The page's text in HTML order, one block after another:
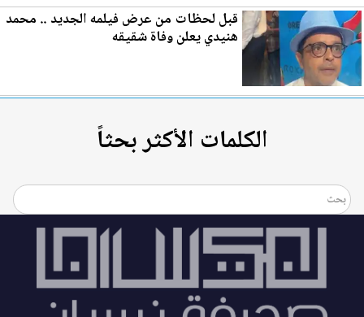
قبل لحظات من عرض فيلمه الجديد .. محمد
هنيدي يعلن وفاة شقيقه
الكلمات الأكثر بحثاً